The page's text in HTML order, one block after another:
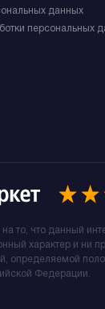
данных
персональных
то, что данный
характер и ни
определяемой
Федерации.